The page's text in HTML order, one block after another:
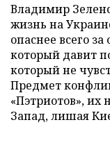
Владимир
жизнь на
опаснее всего
который давит
который не
Предмет
«Пэтриотов», их
Запад, лишая